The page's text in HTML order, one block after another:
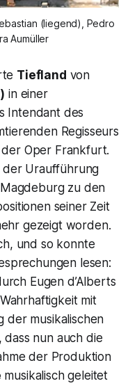
(liegend), Pedro
Aumüller
Tiefland von
in einer
Intendant des
Regisseurs
Oper Frankfurt.
der Uraufführung
zu den
seiner Zeit
gezeigt worden.
und so konnte
lesen:
Eugen d’Alberts
mit
der musikalischen
dass nun auch die
der Produktion
musikalisch geleitet